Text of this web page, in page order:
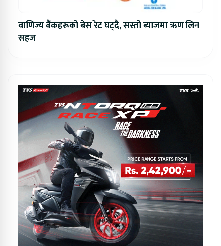
वाणिज्य बैंकहरूको बेस रेट घट्दै, सस्तो ब्याजमा ऋण लिन
सहज